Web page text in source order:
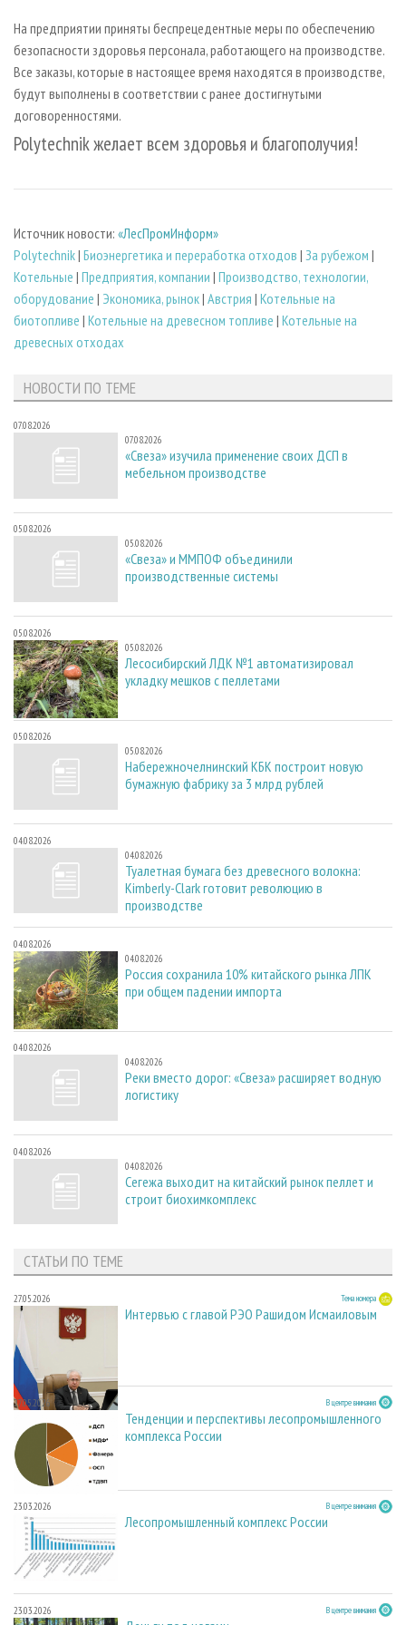
На предприятии приняты беспрецедентные меры по обеспечению
безопасности здоровья персонала, работающего на производстве.
Все заказы, которые в настоящее время находятся в производстве,
будут выполнены в соответствии с ранее достигнутыми
договоренностями.
Polytechnik желает всем здоровья и благополучия!
Источник новости: «ЛесПромИнформ»
Polytechnik| Биoэнергетика и переработка отходов | За рубежом |
Котельные | Предприятия, компании | Производство, технологии,
оборудование | Экономика, рынок| Австрия | Котельные на
биотопливе | Котельные на древесном топливе | Котельные на
древесных отходах
НОВОСТИ ПО ТЕМЕ
07.08.2026
07.08.2026
«Свеза» изучила применение своих ДСП в
мебельном производстве
05.08.2026
05.08.2026
«Свеза» и ММПОФ объединили
производственные системы
05.08.2026
05.08.2026
Лесосибирский ЛДК №1 автоматизировал
укладку мешков с пеллетами
05.08.2026
05.08.2026
Набережночелнинский КБК построит новую
бумажную фабрику за 3 млрд рублей
04.08.2026
04.08.2026
Туалетная бумага без древесного волокна:
Kimberly-Clark готовит революцию в
производстве
04.08.2026
04.08.2026
Россия сохранила 10% китайского рынка ЛПК
при общем падении импорта
04.08.2026
04.08.2026
Реки вместо дорог: «Свеза» расширяет водную
логистику
04.08.2026
04.08.2026
Сегежа выходит на китайский рынок пеллет и
строит биохимкомплекс
СТАТЬИ ПО ТЕМЕ
27.05.2026 Тема номера
Интервью с главой РЭО Рашидом Исмаиловым
27.05.2026 В центре внимания
Тенденции и перспективы лесопромышленного
комплекса России
23.03.2026 В центре внимания
Лесопромышленный комплекс России
23.03.2026 В центре внимания